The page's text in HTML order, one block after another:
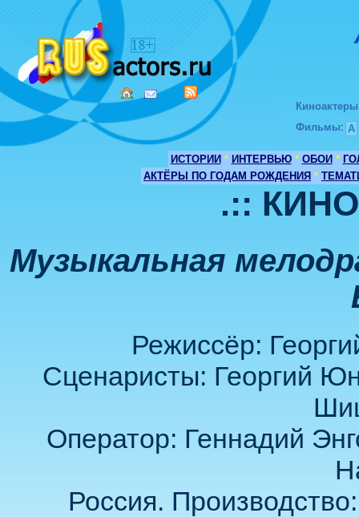
Киноактеры
Фильмы: А
ИСТОРИИ * ИНТЕРВЬЮ * ОБОИ *
АКТЁРЫ ПО ГОДАМ РОЖДЕНИЯ *
.::
Музыкальная
Режиссёр:
Сценаристы: Георгий
Оператор: Геннадий
Россия.